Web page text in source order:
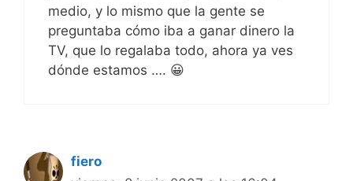
medio, y lo mismo que la gente se
preguntaba cómo iba a ganar dinero la
TV, que lo regalaba todo, ahora ya ves
dónde estamos …. 😀
fiero